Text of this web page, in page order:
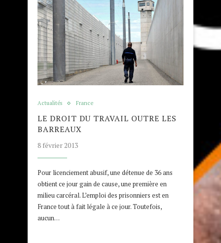
Actualités France
LE DROIT DU TRAVAIL OUTRE LES
BARREAUX
8 février 2013
Pour licenciement abusif, une détenue de 36 ans
obtient ce jour gain de cause, une première en
milieu carcéral. L’emploi des prisonniers est en
France tout à fait légale à ce jour. Toutefois,
aucun…